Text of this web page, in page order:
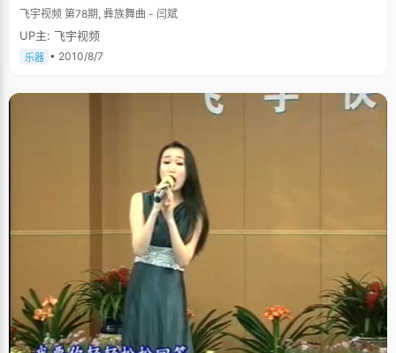
飞宇视频 第78期, 彝族舞曲 - 闫斌
UP主: 飞宇视频
乐器 • 2010/8/7